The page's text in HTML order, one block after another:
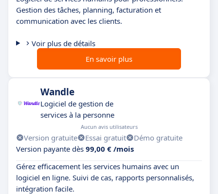
Gestion des tâches, planning, facturation et
communication avec les clients.
Voir plus de détails
En savoir plus
Wandle
Logiciel de gestion de
services à la personne
Aucun avis utilisateurs
Version gratuite Essai gratuit
Démo gratuite
Version payante dès 99,00 € /mois
Gérez efficacement les services humains avec un
logiciel en ligne. Suivi de cas, rapports personnalisés,
intégration facile.